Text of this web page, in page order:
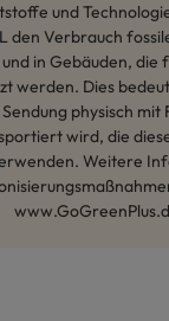
und
den Verbrauch
in Gebäuden, die
werden. Dies
physisch
wird, die
Weitere